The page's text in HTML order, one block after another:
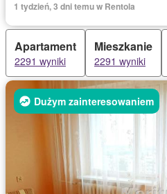
1 tydzień, 3 dni temu w Rentola
Apartament
2291 wyniki
Mieszkanie
2291 wyniki
Dużym zainteresowaniem